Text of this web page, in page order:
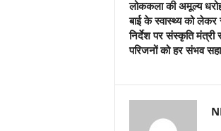
लोककला की अमूल्य
बाई के स्वास्थ्य को
निर्देश पर संस्कृति
परिजनों को हर संभव